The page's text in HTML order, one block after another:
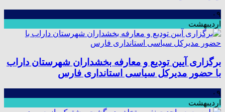
۰۹
اردیبهشت
برگزاری آیین تودیع و معارفه بخشداران شهرستان داراب
با حضور مدیرکل سیاسی استانداری فارس
۰۹
اردیبهشت